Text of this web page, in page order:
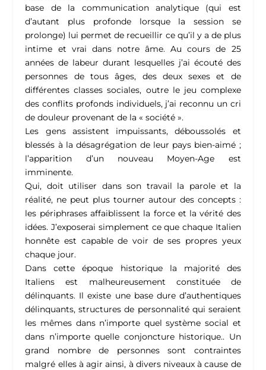
base de la communication analytique (qui est
d’autant plus profonde lorsque la session se
prolonge) lui permet de recueillir ce qu’il y a de plus
intime et vrai dans notre âme. Au cours de 25
années de labeur durant lesquelles j’ai écouté des
personnes de tous âges, des deux sexes et de
différentes classes sociales, outre le jeu complexe
des conflits profonds individuels, j’ai reconnu un cri
de douleur provenant de la « société ».
Les gens assistent impuissants, déboussolés et
blessés à la désagrégation de leur pays bien-aimé ;
l’apparition d’un nouveau Moyen-Age est
imminente.
Qui, doit utiliser dans son travail la parole et la
réalité, ne peut plus tourner autour des concepts :
les périphrases affaiblissent la force et la vérité des
idées. J’exposerai simplement ce que chaque Italien
honnête est capable de voir de ses propres yeux
chaque jour.
Dans cette époque historique la majorité des
Italiens est malheureusement constituée de
délinquants. Il existe une base dure d’authentiques
délinquants, structures de personnalité qui seraient
les mêmes dans n’importe quel système social et
dans n’importe quelle conjoncture historique.. Un
grand nombre de personnes sont contraintes
malgré elles à agir ainsi, à divers niveaux à cause de